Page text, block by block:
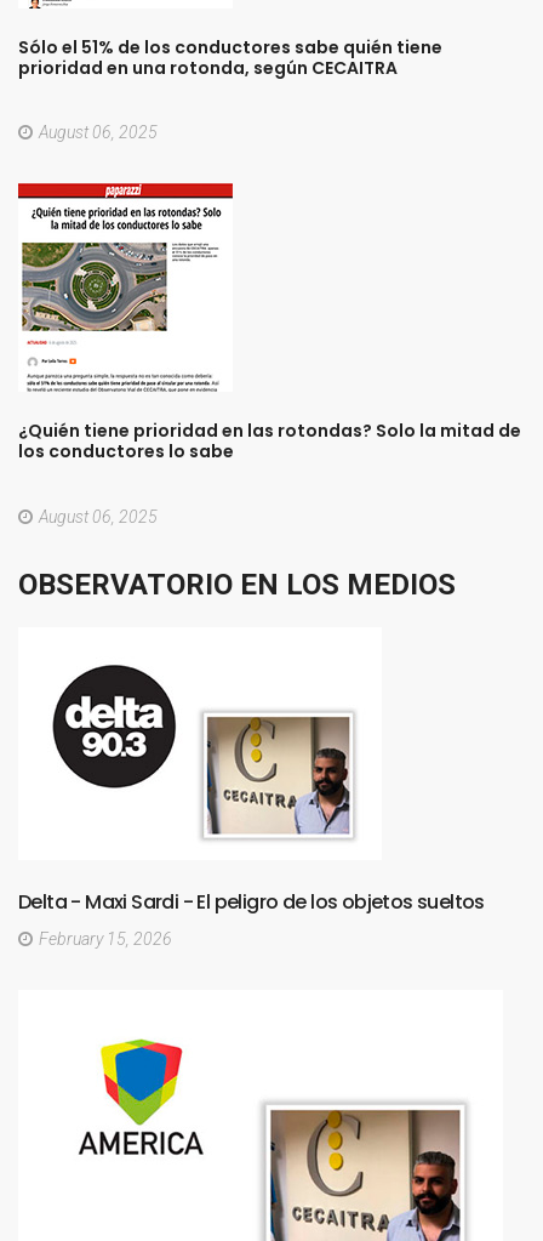
Sólo el 51% de los conductores sabe quién tiene
prioridad en una rotonda, según CECAITRA
August 06, 2025
¿Quién tiene prioridad en las rotondas? Solo la mitad de
los conductores lo sabe
August 06, 2025
OBSERVATORIO EN LOS MEDIOS
Delta- Maxi Sardi -El peligro delos objetos sueltos
February 15, 2026